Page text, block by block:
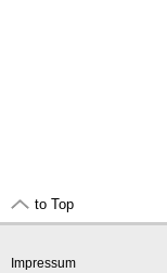
to Top
Impressum